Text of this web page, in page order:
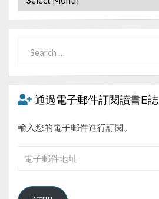
for:
通過電子郵件訂閱讀書E誌
輸入您的電子郵件進行訂閱。
件